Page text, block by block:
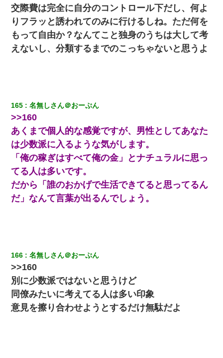
浅ましくも集りにきた。
【悲報】姉と入浴中に大きくなってしまった結果ｗｗｗｗｗｗｗ
ｗ
今日夫の実家に泊ったんだけど、朝起きたら股間がなんかモッコ
リしてた
嫁が涙声で『会いたいね』とか言っているのが聞こえた。俺「こ
んな時間に誰と電話してんの？」嫁「ごめんなさい…！（大号
泣」俺（キターー）→
見合いにて。嫁「はじめまして」俺「失礼ですが○○さんご本人で
すか？」
していて…』私「！？」→ 翌日。ママ友たちの様子が微妙におか
しくなり・・・
【衝撃】女友達から行為中に告白されてOKした結果
交際費は完全に自分のコントロール下だし、何よ
りフラッと誘われてのみに行けるしね。ただ何を
もって自由か？なんてこと独身のうちは大して考
えないし、分類するまでのこっちゃないと思うよ
165 名無しさん＠おーぷん
>>160
あくまで個人的な感覚ですが、男性としてあなた
は少数派に入るような気がします。
「俺の稼ぎはすべて俺の金」とナチュラルに思っ
てる人は多いです。
だから「誰のおかげで生活できてると思ってるん
だ」なんて言葉が出るんでしょう。
166 名無しさん＠おーぷん
>>160
別に少数派ではないと思うけど
同僚みたいに考えてる人は多い印象
意見を擦り合わせようとするだけ無駄だよ